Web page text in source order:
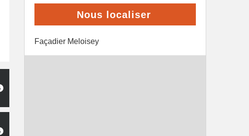
Nous localiser
Façadier Meloisey